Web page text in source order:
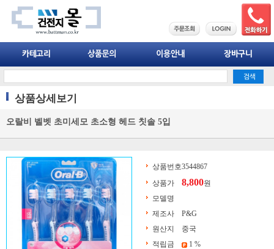
상품상세보기
오랄비 벨벳 초미세모 초소형 헤드 칫솔 5입
상품번호3544867
상품가
8,800원
모델명
제조사
P&G
원산지
중국
적립금
1 %